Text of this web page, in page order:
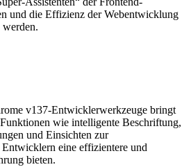
und die Effizienz der Webentwicklung
werden.
v137-Entwicklerwerkzeuge bringt
wie intelligente Beschriftung,
und Einsichten zur
eine effizientere und
bieten.